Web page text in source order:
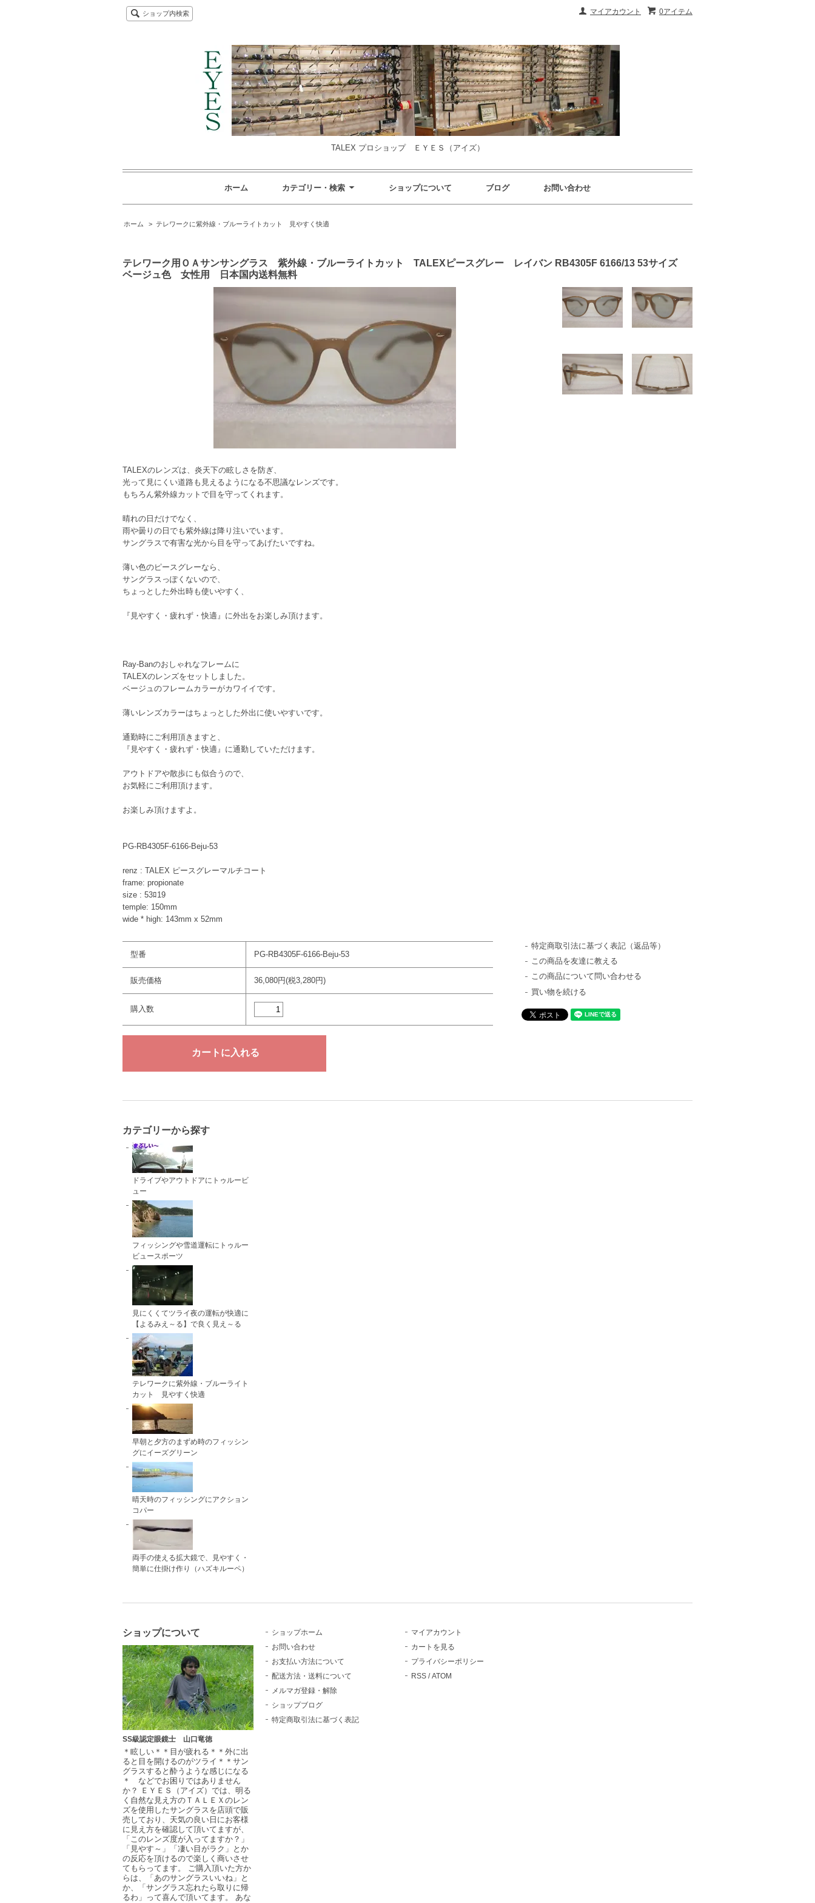
0アイテム
マイアカウント
ショップ内検索
TALEX プロショップ ＥＹＥＳ（アイズ）
ホーム カテゴリー・検索 ショップについて ブログ お問い合わせ
ホーム > テレワークに紫外線・ブルーライトカット 見やすく快適
テレワーク用ＯＡサンサングラス 紫外線・ブルーライトカット TALEXピースグレー レイバン RB4305F 6166/13 53サイズ
ベージュ色 女性用 日本国内送料無料
TALEXのレンズは、炎天下の眩しさを防ぎ、
光って見にくい道路も見えるようになる不思議なレンズです。
もちろん紫外線カットで目を守ってくれます。
晴れの日だけでなく、
雨や曇りの日でも紫外線は降り注いでいます。
サングラスで有害な光から目を守ってあげたいですね。
薄い色のピースグレーなら、
サングラスっぽくないので、
ちょっとした外出時も使いやすく、
『見やすく・疲れず・快適』に外出をお楽しみ頂けます。
Ray-Banのおしゃれなフレームに
TALEXのレンズをセットしました。
ベージュのフレームカラーがカワイイです。
薄いレンズカラーはちょっとした外出に使いやすいです。
通勤時にご利用頂きますと、
『見やすく・疲れず・快適』に通勤していただけます。
アウトドアや散歩にも似合うので、
お気軽にご利用頂けます。
お楽しみ頂けますよ。
PG-RB4305F-6166-Beju-53
renz : TALEX ピースグレーマルチコート
frame: propionate
size : 53ﾛ19
temple: 150mm
wide * high: 143mm x 52mm
型番 PG-RB4305F-6166-Beju-53
販売価格 36,080円(税3,280円)
購入数
特定商取引法に基づく表記（返品等）
この商品を友達に教える
この商品について問い合わせる
買い物を続ける
カテゴリーから探す
ドライブやアウトドアにトゥルービ
ュー
フィッシングや雪道運転にトゥルー
ビュースポーツ
見にくくてツライ夜の運転が快適に
【よるみえ～る】で良く見え～る
テレワークに紫外線・ブルーライト
カット 見やすく快適
早朝と夕方のまずめ時のフィッシン
グにイーズグリーン
晴天時のフィッシングにアクション
コパー
両手の使える拡大鏡で、見やすく・
簡単に仕掛け作り（ハズキルーペ）
ショップについて
SS級認定眼鏡士 山口竜徳
＊眩しい＊＊目が疲れる＊＊外に出
ると目を開けるのがツライ＊＊サン
グラスすると酔うような感じになる
＊ などでお困りではありません
か？ ＥＹＥＳ（アイズ）では、明る
く自然な見え方のＴＡＬＥＸのレン
ズを使用したサングラスを店頭で販
売しており、天気の良い日にお客様
に見え方を確認して頂いてますが、
「このレンズ度が入ってますか？」
「見やす～」「凄い目がラク」とか
の反応を頂けるので楽しく商いさせ
てもらってます。 ご購入頂いた方か
らは、「あのサングラスいいね」と
か、「サングラス忘れたら取りに帰
るわ」って喜んで頂いてます。 あな
ショップホーム
お問い合わせ
お支払い方法について
配送方法・送料について
メルマガ登録・解除
ショップブログ
特定商取引法に基づく表記
マイアカウント
カートを見る
プライバシーポリシー
RSS /ATOM